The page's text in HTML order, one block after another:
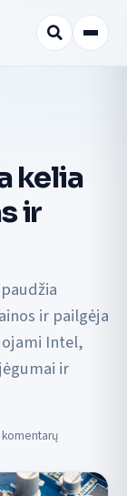
kelia
ir
ir pailgėja
Intel,
ir
komentarų